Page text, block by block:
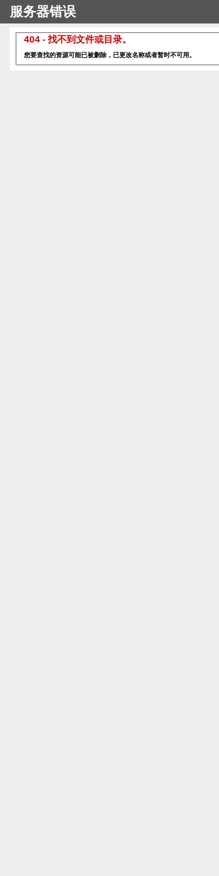
服务器错误
404 - 找不到文件或目录。
您要查找的资源可能已被删除，已更改名称或者暂时不可用。